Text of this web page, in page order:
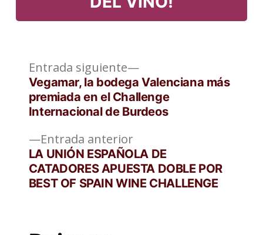
Navegación
de
entradas
Entrada anteriorEntrada
anterior:
LA UNIÓN ESPAÑOLA DE
CATADORES APUESTA DOBLE POR
BEST OF SPAIN WINE CHALLENGE
Entrada siguiente
Entrada
siguiente:
Vegamar, la bodega Valenciana más
premiada en el Challenge
Internacional de Burdeos